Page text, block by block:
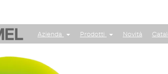
Azienda Prodotti Novità